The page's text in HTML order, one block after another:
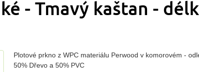
- Tmavý kaštan -
Plotové prkno z WPC materiálu Perwood v komorovém -
50% Dřevo a 50% PVC